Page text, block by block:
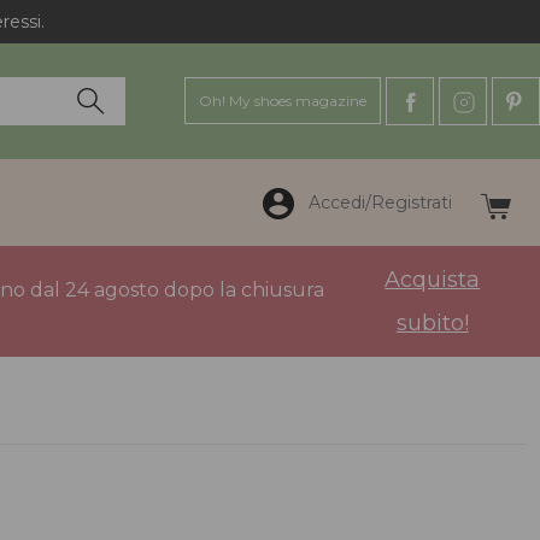
Oh! My shoes magazine
Accedi/Registrati
dal 24 agosto dopo la chiusura
Acquista
subito!